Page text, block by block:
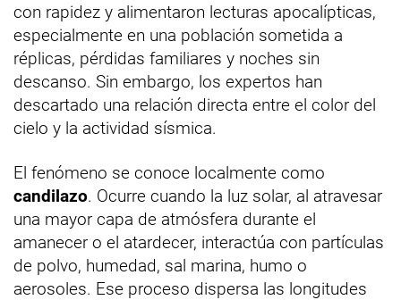
con rapidez y alimentaron lecturas apocalípticas,
especialmente en una población sometida a
réplicas, pérdidas familiares y noches sin
descanso. Sin embargo, los expertos han
descartado una relación directa entre el color del
cielo y la actividad sísmica.
El fenómeno se conoce localmente como
candilazo. Ocurre cuando la luz solar, al atravesar
una mayor capa de atmósfera durante el
amanecer o el atardecer, interactúa con partículas
de polvo, humedad, sal marina, humo o
aerosoles. Ese proceso dispersa las longitudes